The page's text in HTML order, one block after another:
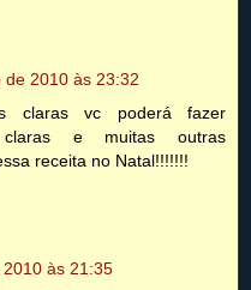
de 2010 às 23:32
claras vc poderá fazer
claras e muitas outras
receita no Natal!!!!!!!
às 21:35